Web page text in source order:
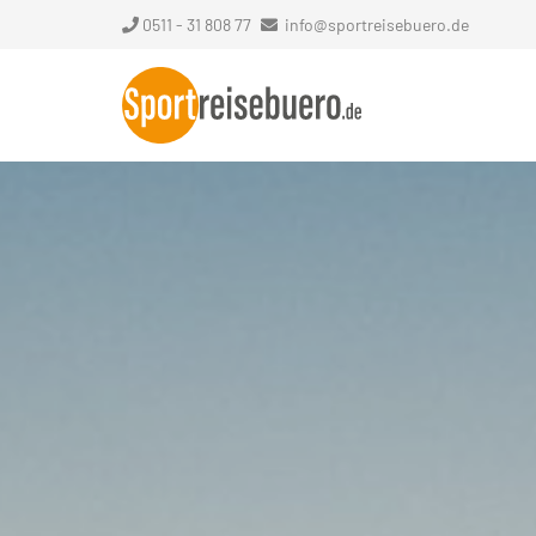
0511 - 31 808 77 info@sportreisebuero.de